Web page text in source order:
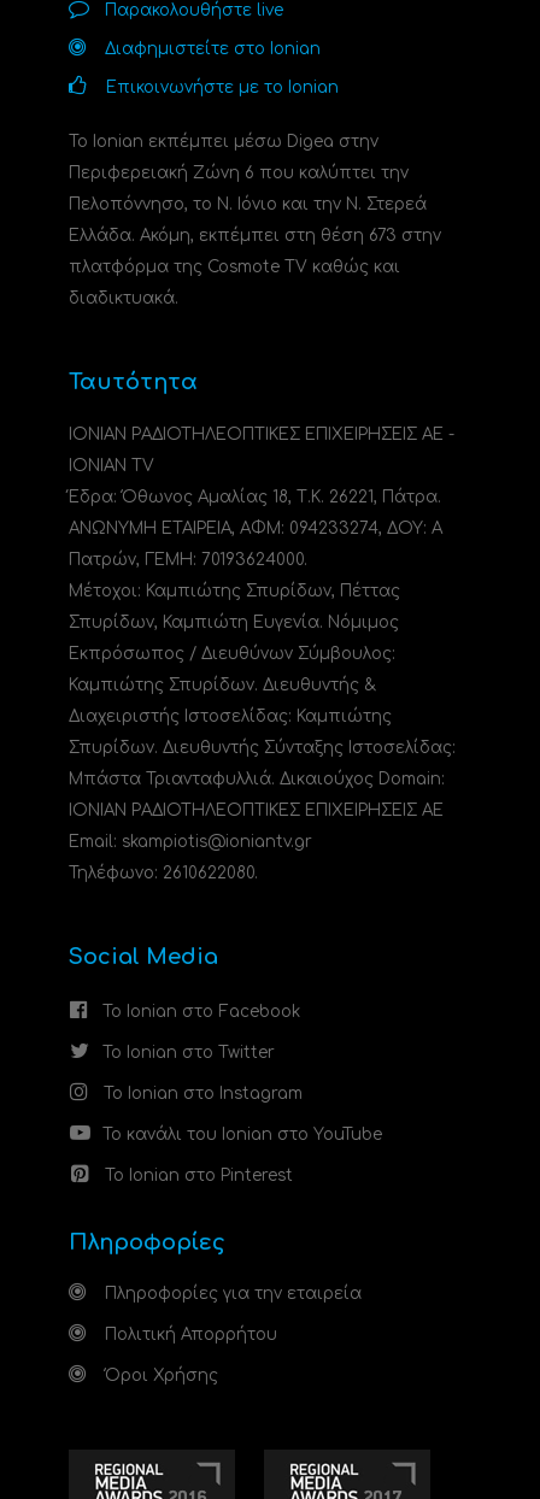
Παρακολουθήστε live
Διαφημιστείτε στο Ionian
Επικοινωνήστε με το Ionian
Το Ionian εκπέμπει μέσω Digea στην
Περιφερειακή Ζώνη 6 που καλύπτει την
Πελοπόννησο, το N. Ιόνιο και την Ν. Στερεά
Ελλάδα. Ακόμη, εκπέμπει στη θέση 673 στην
πλατφόρμα της Cosmote TV καθώς και
διαδικτυακά.
Ταυτότητα
ΙΟΝΙΑΝ ΡΑΔΙΟΤΗΛΕΟΠΤΙΚΕΣ ΕΠΙΧΕΙΡΗΣΕΙΣ ΑΕ -
IONIAN TV
Έδρα: Όθωνος Αμαλίας 18, Τ.Κ. 26221, Πάτρα.
ΑΝΩΝΥΜΗ ΕΤΑΙΡΕΙΑ, ΑΦΜ: 094233274, ΔΟΥ: A
Πατρών, ΓΕΜΗ: 70193624000.
Μέτοχοι: Καμπιώτης Σπυρίδων, Πέττας
Σπυρίδων, Καμπιώτη Ευγενία. Νόμιμος
Εκπρόσωπος / Διευθύνων Σύμβουλος:
Καμπιώτης Σπυρίδων. Διευθυντής &
Διαχειριστής Ιστοσελίδας: Καμπιώτης
Σπυρίδων. Διευθυντής Σύνταξης Ιστοσελίδας:
Μπάστα Τριανταφυλλιά. Δικαιούχος Domain:
ΙΟΝΙΑΝ ΡΑΔΙΟΤΗΛΕΟΠΤΙΚΕΣ ΕΠΙΧΕΙΡΗΣΕΙΣ ΑΕ
Email: skampiotis@ioniantv.gr
Τηλέφωνο: 2610622080.
Social Media
Το Ionian στο Facebook
Το Ionian στο Twitter
Το Ionian στο Instagram
Το κανάλι του Ionian στο YouTube
Το Ionian στο Pinterest
Πληροφορίες
Πληροφορίες για την εταιρεία
Πολιτική Απορρήτου
Όροι Χρήσης